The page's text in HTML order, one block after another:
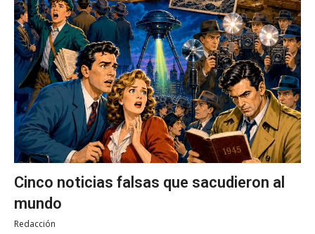
Cinco noticias falsas que sacudieron al
mundo
Redacción